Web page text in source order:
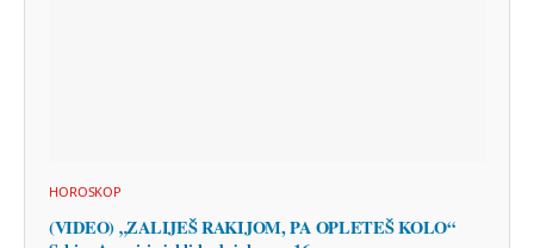
HOROSKOP
(VIDEO) „ZALIJEŠ RAKIJOM, PA OPLETEŠ KOLO“